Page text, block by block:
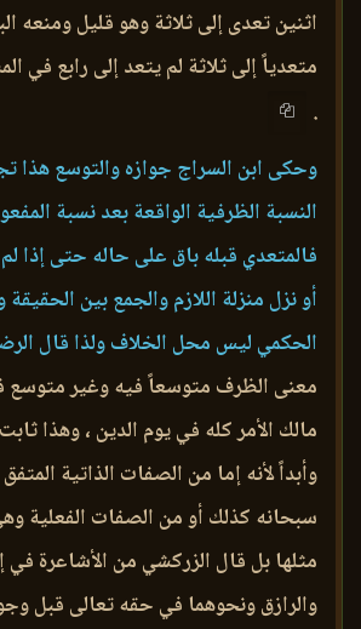
اثنين تعدى إلى ثلاثة وهو قليل ومنعه
متعدياً إلى ثلاثة لم يتعد إلى رابع في
.
وحكى ابن السراج جوازه والتوسع هذا
النسبة الظرفية الواقعة بعد نسبة
فالمتعدي قبله باق على حاله حتى إذا
أو نزل منزلة اللازم والجمع بين
الحكمي ليس محل الخلاف ولذا قال
معنى الظرف متوسعاً فيه وغير متوسع
مالك الأمر كله في يوم الدين ، وهذا
وأبداً لأنه إما من الصفات الذاتية
سبحانه كذلك أو من الصفات الفعلية
مثلها بل قال الزركشي من الأشاعرة في
والرازق ونحوهما في حقه تعالى قبل